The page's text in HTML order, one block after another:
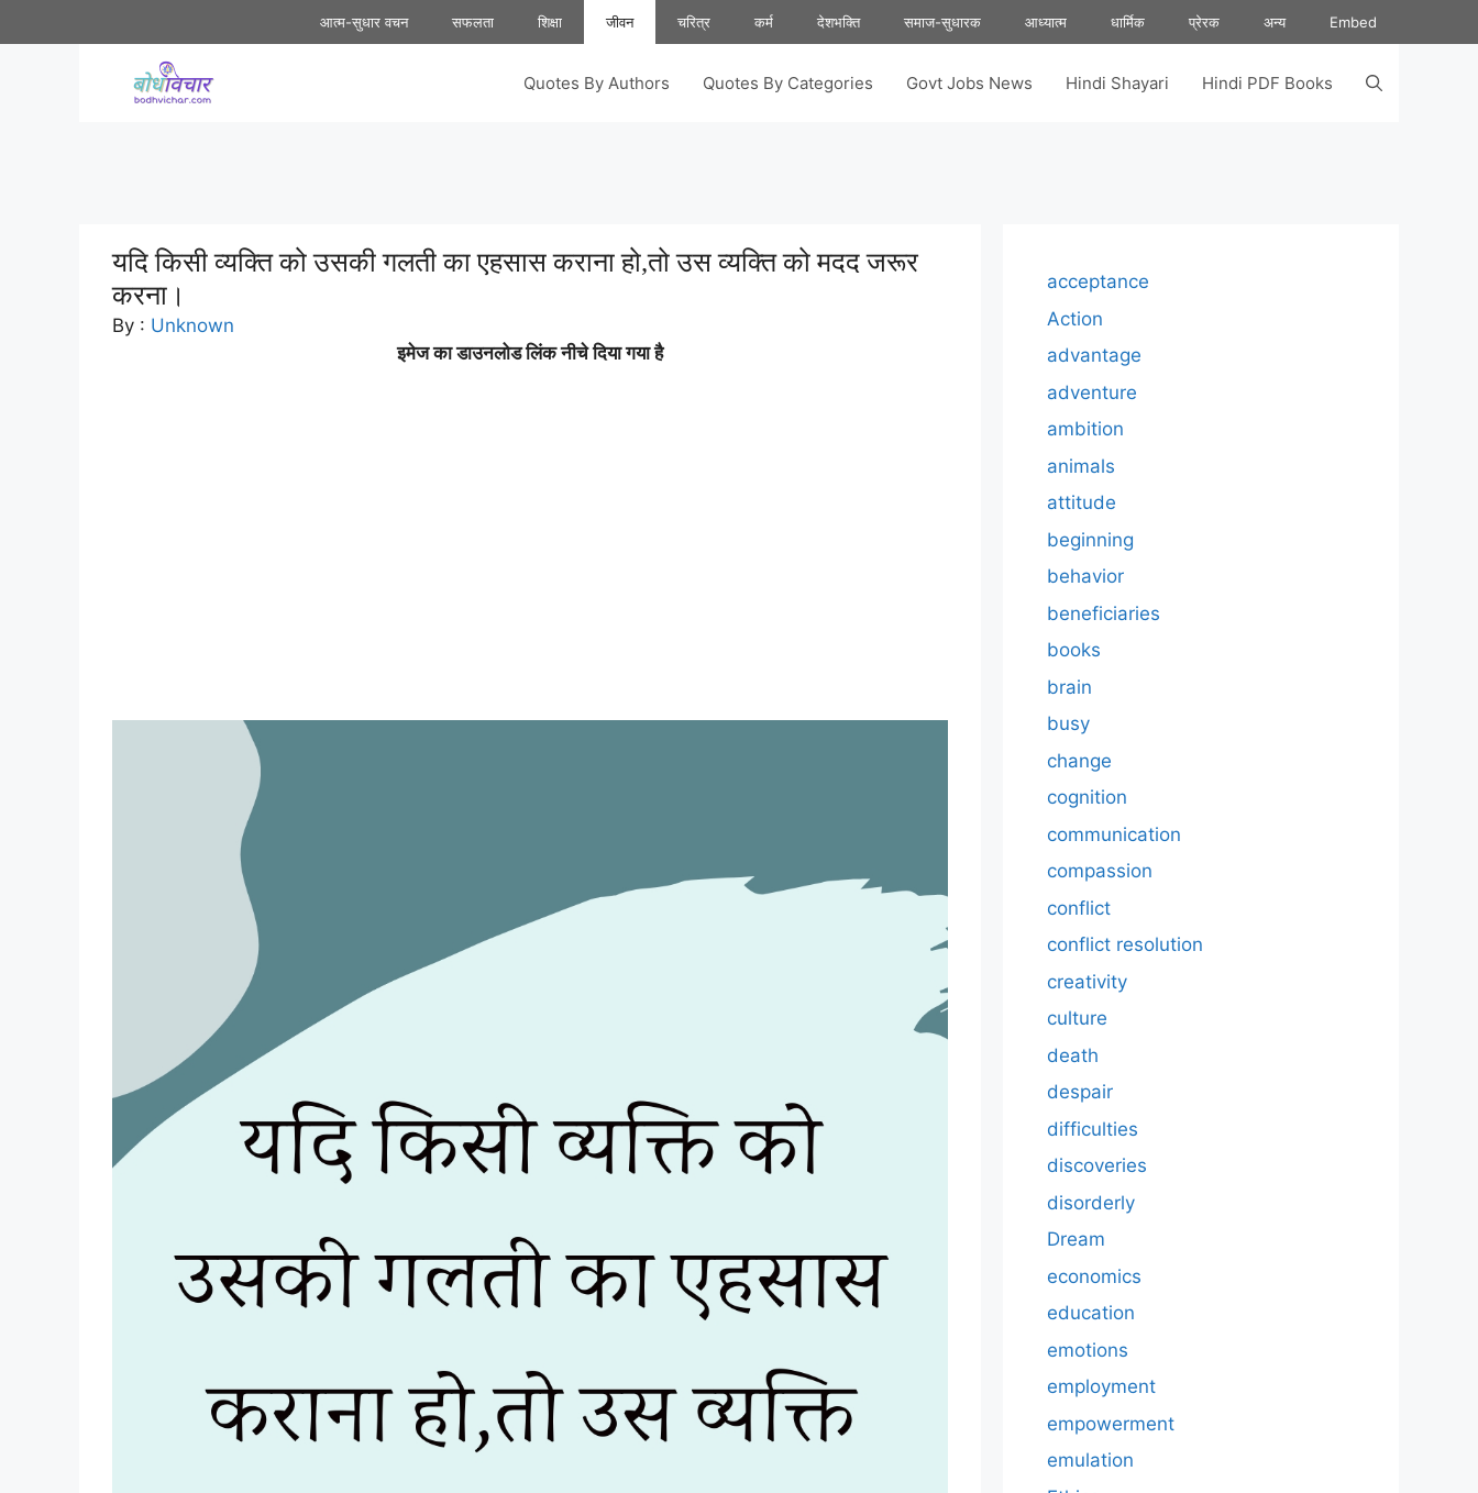
to
आत्म-सुधार वचन सफलता शिक्षा जीवन चरित्र कर्म देशभक्ति समाज-सुधारक आध्यात्म धार्मिक प्रेरक अन्य Embed
Quotes By Authors Quotes By Categories Govt Jobs News Hindi Shayari Hindi PDF Books
यदि किसी व्यक्ति को उसकी गलती का एहसास कराना हो,तो उस व्यक्ति को मदद जरूर
करना।
By : Unknown
इमेज का डाउनलोड लिंक नीचे दिया गया है
acceptance
Action
advantage
adventure
ambition
animals
attitude
beginning
behavior
beneficiaries
books
brain
busy
change
cognition
communication
compassion
conflict
conflict resolution
creativity
culture
death
despair
difficulties
discoveries
disorderly
Dream
economics
education
emotions
employment
empowerment
emulation